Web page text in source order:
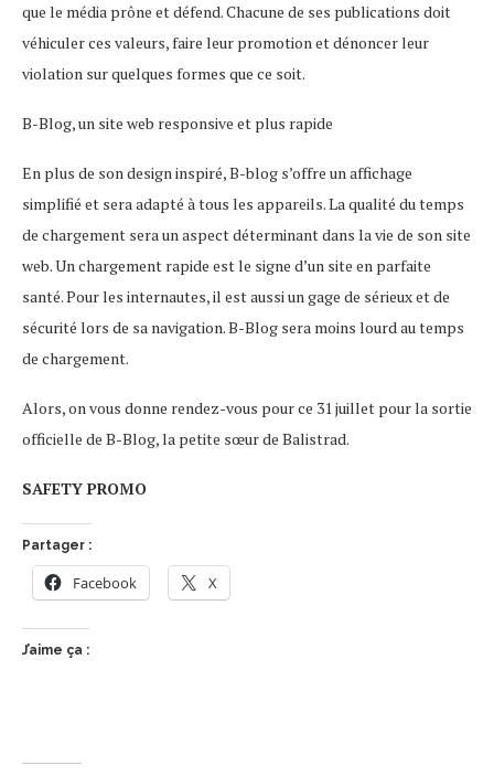
que le média prône et défend. Chacune de ses publications doit
véhiculer ces valeurs, faire leur promotion et dénoncer leur
violation sur quelques formes que ce soit.
B-Blog, un site web responsive et plus rapide
En plus de son design inspiré, B-blog s’offre un affichage
simplifié et sera adapté à tous les appareils. La qualité du temps
de chargement sera un aspect déterminant dans la vie de son site
web. Un chargement rapide est le signe d’un site en parfaite
santé. Pour les internautes, il est aussi un gage de sérieux et de
sécurité lors de sa navigation. B-Blog sera moins lourd au temps
de chargement.
Alors, on vous donne rendez-vous pour ce 31 juillet pour la sortie
officielle de B-Blog, la petite sœur de Balistrad.
SAFETY PROMO
Partager :
Facebook X
J’aime ça :